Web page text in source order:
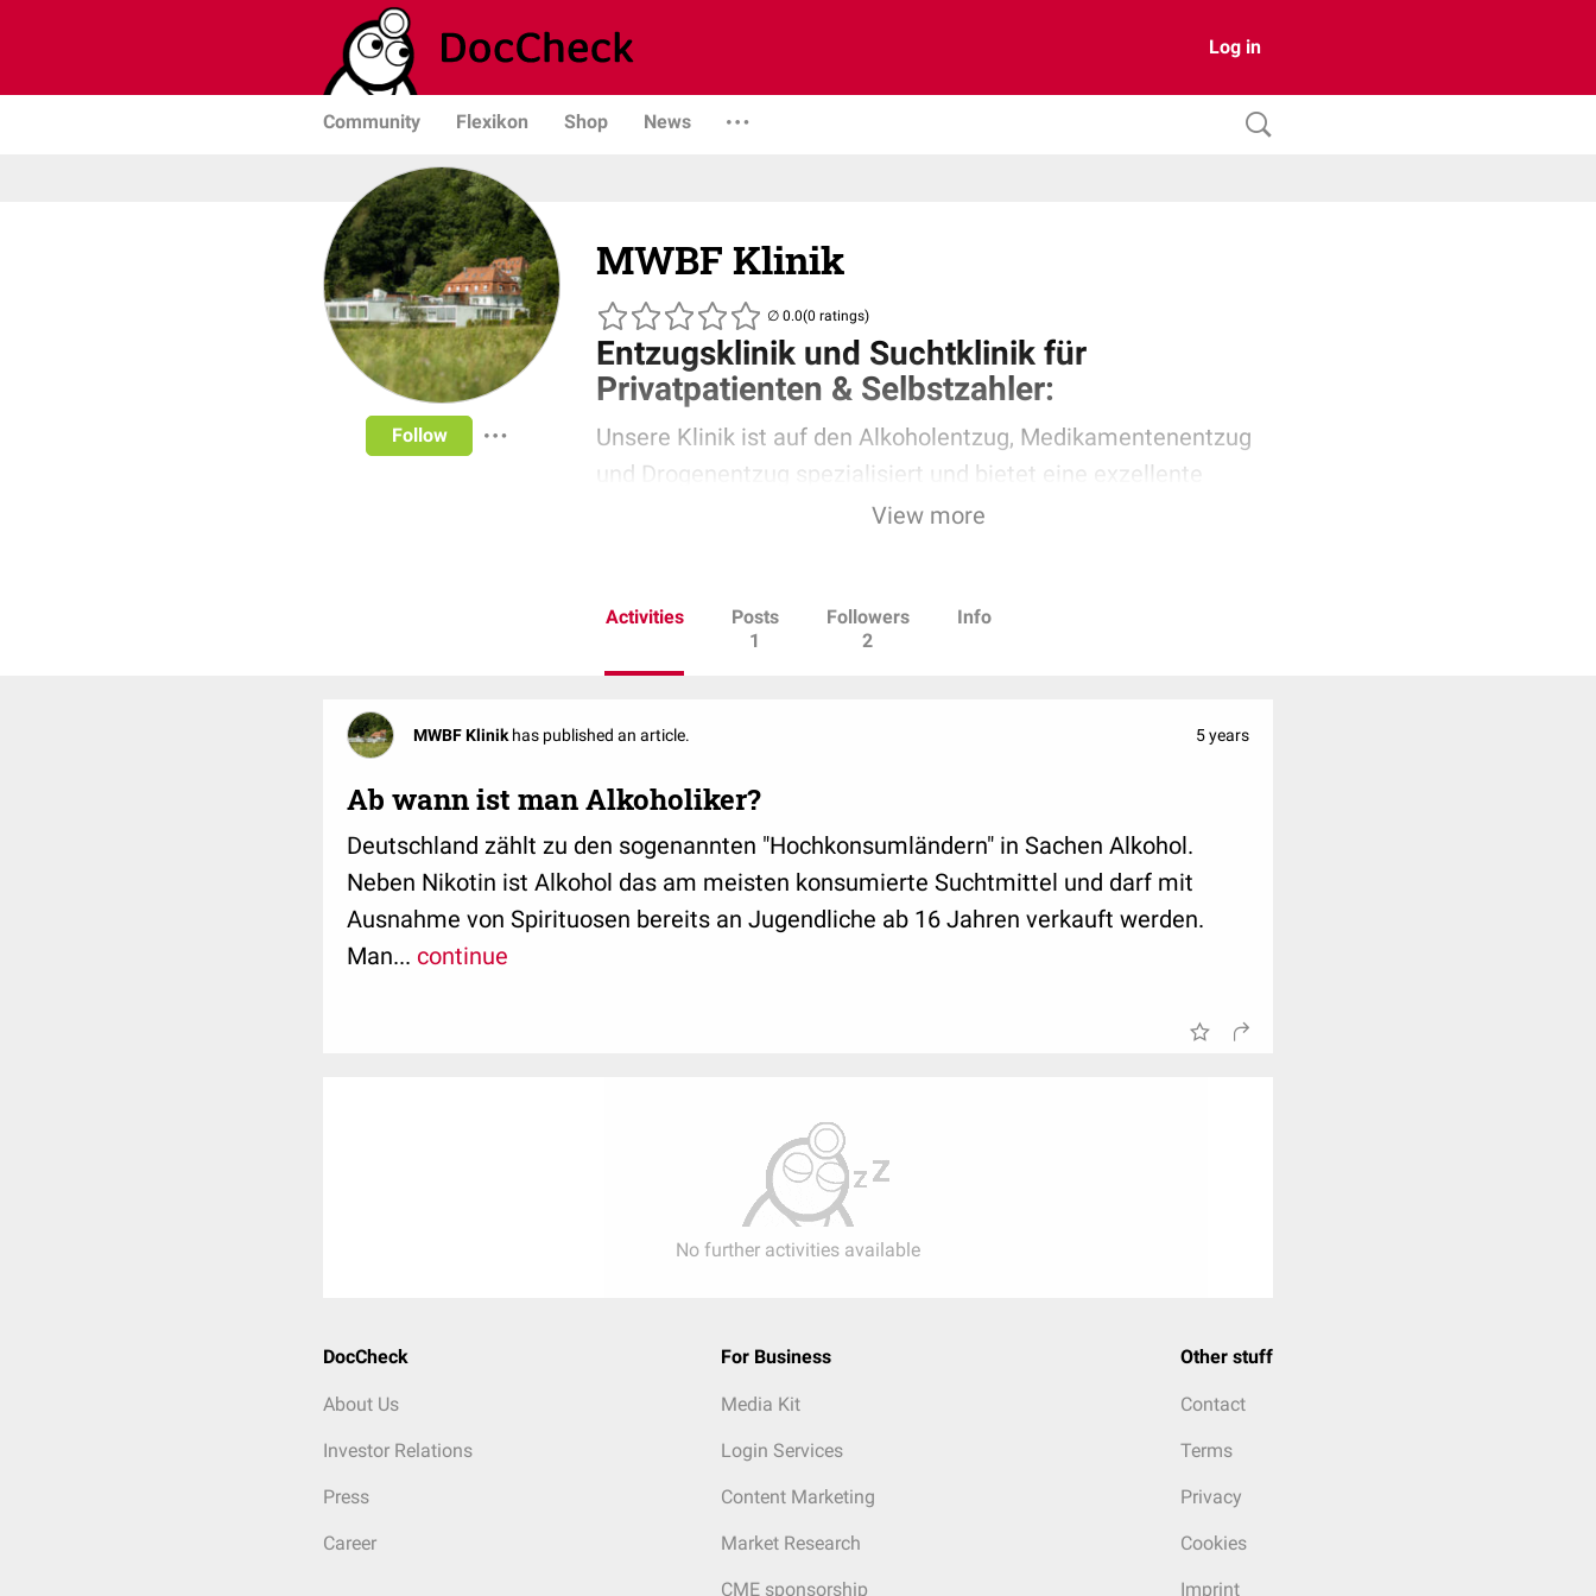
Log in
Community Flexikon Shop News
Follow
MWBF Klinik
(0 ratings)
Entzugsklinik und Suchtklinik für
Privatpatienten & Selbstzahler:
Unsere Klinik ist auf den Alkoholentzug, Medikamentenentzug
und Drogenentzug spezialisiert und bietet eine exzellente
medizinische Betreuung und ein umfangreiches
View more
Activities
Posts
1
Followers
2
Info
MWBF Klinikhas published an article. 5 years
Ab wann ist man Alkoholiker?
Deutschland zählt zu den sogenannten "Hochkonsumländern" in Sachen Alkohol.
Neben Nikotin ist Alkohol das am meisten konsumierte Suchtmittel und darf mit
Ausnahme von Spirituosen bereits an Jugendliche ab 16 Jahren verkauft werden.
Man... continue
No further activities available
DocCheck
About Us
Investor Relations
Press
Career
For Business
Media Kit
Login Services
Content Marketing
Market Research
CME sponsorship
Other stuff
Contact
Terms
Privacy
Cookies
Imprint